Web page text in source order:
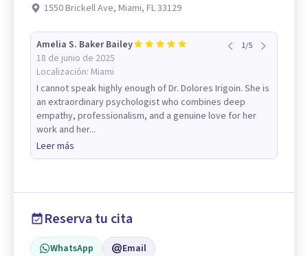
1550 Brickell Ave, Miami, FL 33129
Amelia S. Baker Bailey
18 de junio de 2025
Localización: Miami
1/5
I cannot speak highly enough of Dr. Dolores Irigoin. She is
an extraordinary psychologist who combines deep
empathy, professionalism, and a genuine love for her
work and her...
Leer más
Reserva tu cita
WhatsApp Email